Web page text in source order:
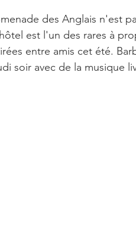
des Anglais n'est
est l'un des rares à
entre amis cet été.
soir avec de la musique